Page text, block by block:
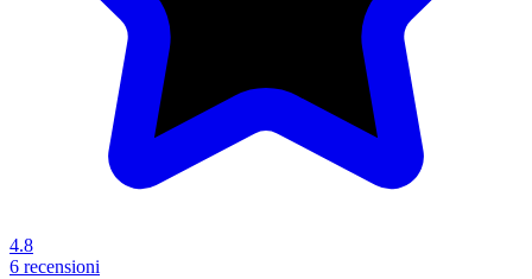
4.8
6 recensioni